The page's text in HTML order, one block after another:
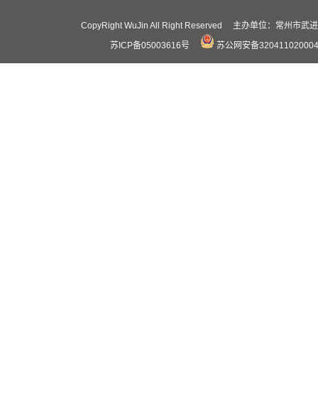
CopyRight WuJin All Right Reserved 主办单位：常州市
苏ICP备05003616号
苏公网安备